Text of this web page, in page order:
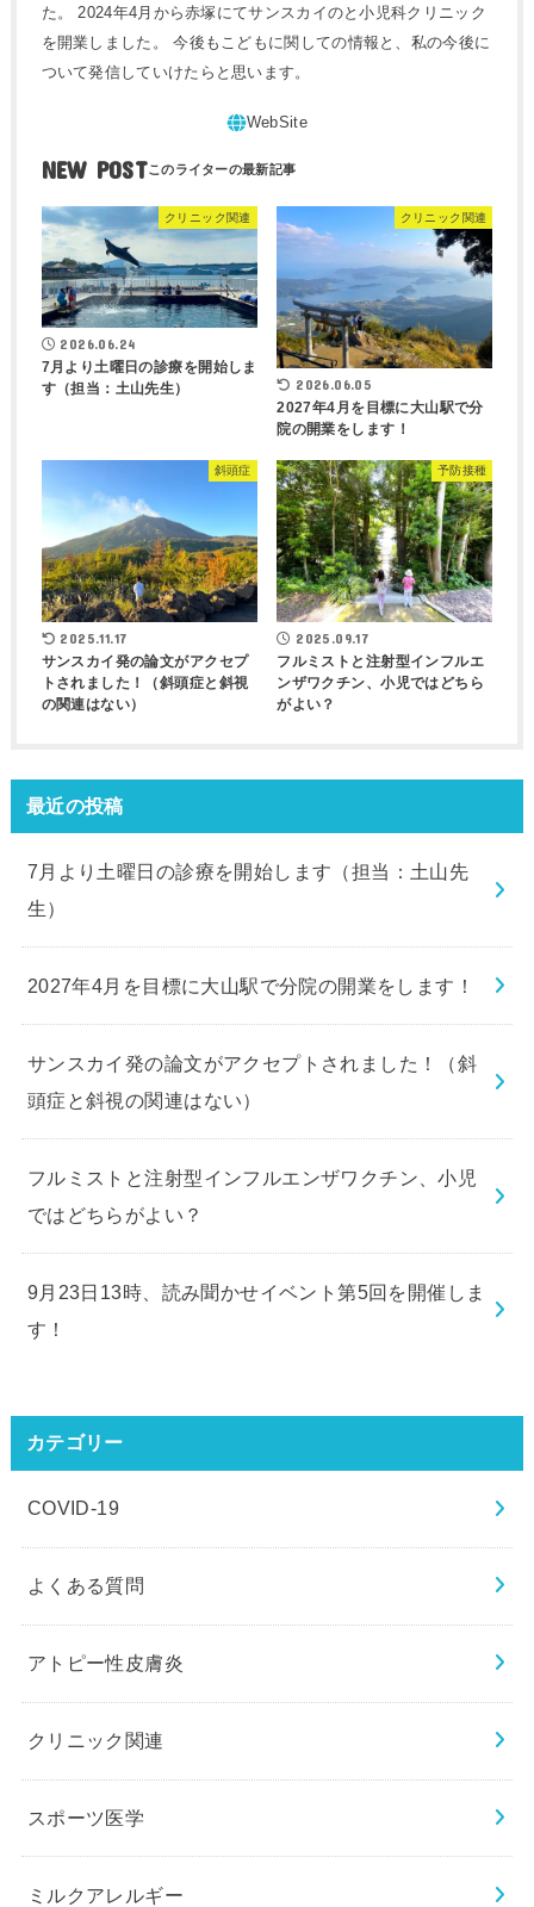
た。 2024年4月から赤塚にてサンスカイのと小児科クリニック
を開業しました。 今後もこどもに関しての情報と、私の今後に
ついて発信していけたらと思います。
NEW POST
クリニック関連
2026.06.24
7月より土曜日の診療を開始しま
す（担当：土山先生）
クリニック関連
2026.06.05
2027年4月を目標に大山駅で分
院の開業をします！
斜頭症
2025.11.17
サンスカイ発の論文がアクセプ
トされました！（斜頭症と斜視
の関連はない）
予防接種
2025.09.17
フルミストと注射型インフルエ
ンザワクチン、小児ではどちら
がよい？
最近の投稿
7月より土曜日の診療を開始します（担当：土山先
生）
2027年4月を目標に大山駅で分院の開業をします！
サンスカイ発の論文がアクセプトされました！（斜
頭症と斜視の関連はない）
フルミストと注射型インフルエンザワクチン、小児
ではどちらがよい？
9月23日13時、読み聞かせイベント第5回を開催しま
す！
カテゴリー
COVID-19
よくある質問
アトピー性皮膚炎
クリニック関連
スポーツ医学
ミルクアレルギー